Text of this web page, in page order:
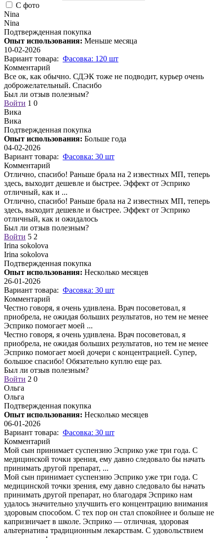
С фото
Nina
Nina
Подтвержденная покупка
Опыт использования: Меньше месяца
10-02-2026
Вариант товара: Фасовка: 120 шт
Комментарий
Все ок, как обычно. СДЭК тоже не подводит, курьер очень
доброжелательный. Спасибо
Был ли отзыв полезным?
Войти 1 0
Вика
Вика
Подтвержденная покупка
Опыт использования: Больше года
04-02-2026
Вариант товара: Фасовка: 30 шт
Комментарий
Отлично, спасибо! Раньше брала на 2 известных МП, теперь
здесь, выходит дешевле и быстрее. Эффект от Эсприко
отличный, как и ...
Отлично, спасибо! Раньше брала на 2 известных МП, теперь
здесь, выходит дешевле и быстрее. Эффект от Эсприко
отличный, как и ожидалось
Был ли отзыв полезным?
Войти 5 2
Irina sokolova
Irina sokolova
Подтвержденная покупка
Опыт использования: Несколько месяцев
26-01-2026
Вариант товара: Фасовка: 30 шт
Комментарий
Честно говоря, я очень удивлена. Врач посоветовал, я
приобрела, не ожидая больших результатов, но тем не менее
Эсприко помогает моей ...
Честно говоря, я очень удивлена. Врач посоветовал, я
приобрела, не ожидая больших результатов, но тем не менее
Эсприко помогает моей дочери с концентрацией. Супер,
большое спасибо! Обязательно куплю еще раз.
Был ли отзыв полезным?
Войти 2 0
Ольга
Ольга
Подтвержденная покупка
Опыт использования: Несколько месяцев
06-01-2026
Вариант товара: Фасовка: 30 шт
Комментарий
Мой сын принимает суспензию Эсприко уже три года. С
медицинской точки зрения, ему давно следовало бы начать
принимать другой препарат, ...
Мой сын принимает суспензию Эсприко уже три года. С
медицинской точки зрения, ему давно следовало бы начать
принимать другой препарат, но благодаря Эсприко нам
удалось значительно улучшить его концентрацию внимания
здоровым способом. С тех пор он стал спокойнее и больше не
капризничает в школе. Эсприко — отличная, здоровая
альтернатива традиционным лекарствам. С удовольствием